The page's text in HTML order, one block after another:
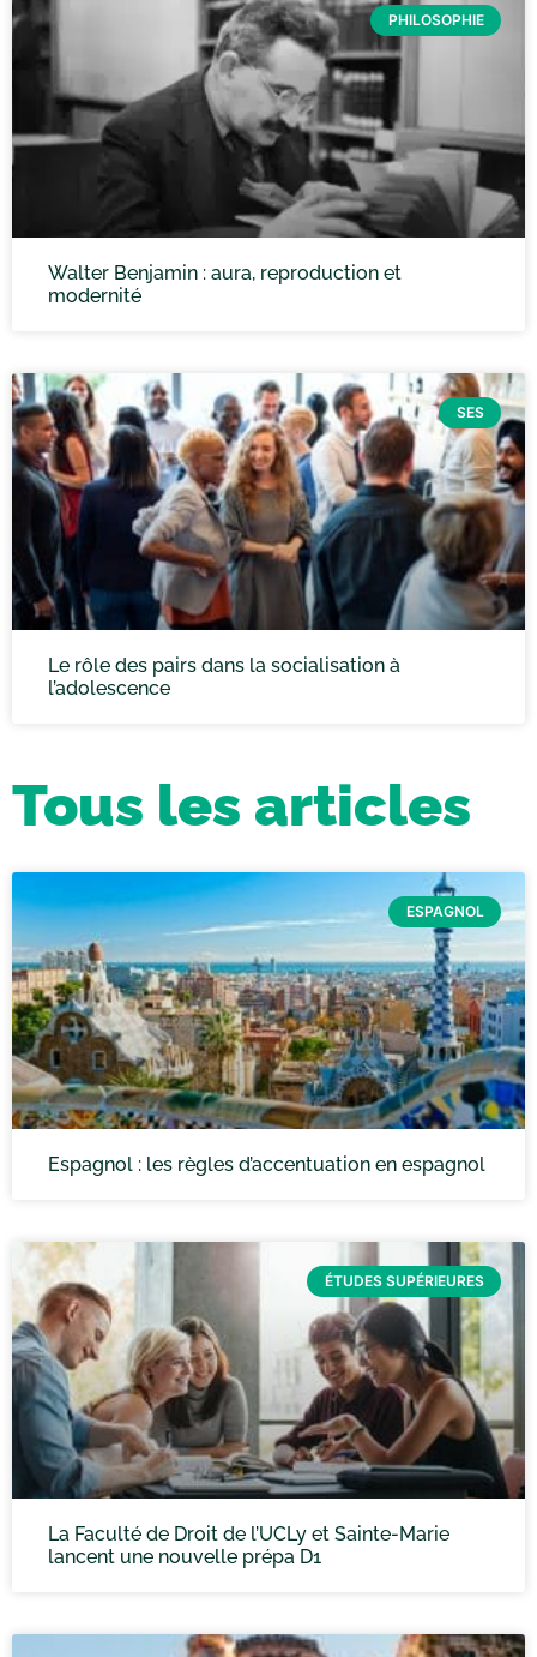
PHILOSOPHIE
Walter Benjamin : aura, reproduction et
modernité
SES
Le rôle des pairs dans la socialisation à
l’adolescence
Tous les articles
ESPAGNOL
Espagnol : les règles d’accentuation en espagnol
ÉTUDES SUPÉRIEURES
La Faculté de Droit de l’UCLy et Sainte-Marie
lancent une nouvelle prépa D1